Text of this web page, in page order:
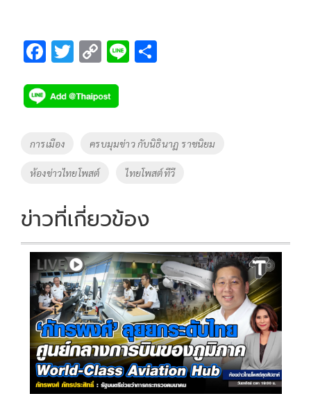
F
e
b
o
o
k
T
tt
er
C
p
y
Li
Li
Tags
การเมือง ครบมุมข่าว กับนิธินาฏ ราชนิยม
ห้องข่าวไทยโพสต์ ไทยโพสต์ทีวี
ข่าวที่เกี่ยวข้อง